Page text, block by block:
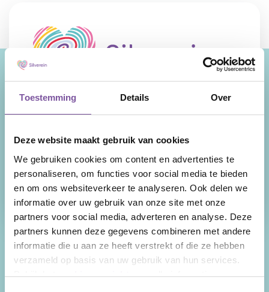
Toestemming Details Over
Deze website maakt gebruik van cookies
We gebruiken cookies om content en advertenties te
personaliseren, om functies voor social media te bieden
en om ons websiteverkeer te analyseren. Ook delen we
informatie over uw gebruik van onze site met onze
partners voor social media, adverteren en analyse. Deze
partners kunnen deze gegevens combineren met andere
informatie die u aan ze heeft verstrekt of die ze hebben
verzameld op basis van uw gebruik van hun services.
Bekijk hetcookieoverzichtvoor alle informatie.
Wij zijn Silverein, ouderenzorgorganisatie in
de provincie Utrecht met als kernexpertise
revalidatie. Uw levensverhaal is de rode
draad door onze zorg en ondersteuning.
Facebook
LinkedInInstagram
YouTube
Snel naar